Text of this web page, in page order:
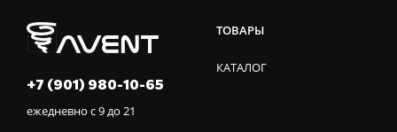
+7 (901) 980-10-65
ежедневно с 9 до 21
ТОВАРЫ
КАТАЛОГ